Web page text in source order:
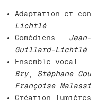
Adaptation et
Lichtlé
Comédiens :
Guillard-Lichtlé
Ensemble vocal :
Bry, Stéphane
Françoise
Création